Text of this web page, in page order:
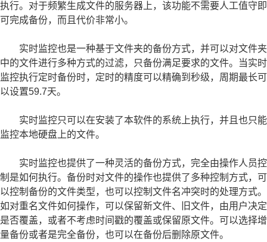
执行。对于频繁生成文件的服务器上，该功能不需要人工值守即
可完成备份，而且代价非常小。
实时监控也是一种基于文件夹的备份方式，并可以对文件夹
中的文件进行多种方式的过滤，只备份满足要求的文件。当实时
监控执行定时备份时，定时的精度可以精确到秒级，周期最长可
以设置59.7天。
实时监控只可以在安装了本软件的系统上执行，并且也只能
监控本地硬盘上的文件。
实时监控也提供了一种灵活的备份方式，完全由操作人员控
制是如何执行。备份时对文件的操作也提供了多种控制方式，可
以控制备份的文件类型，也可以控制文件名冲突时的处理方式。
如对重名文件如何操作，可以保留新文件、旧文件，由用户决定
是否覆盖，或者不考虑时间戳的覆盖或保留原文件。可以选择增
量备份或者是完全备份，也可以在备份后删除原文件。